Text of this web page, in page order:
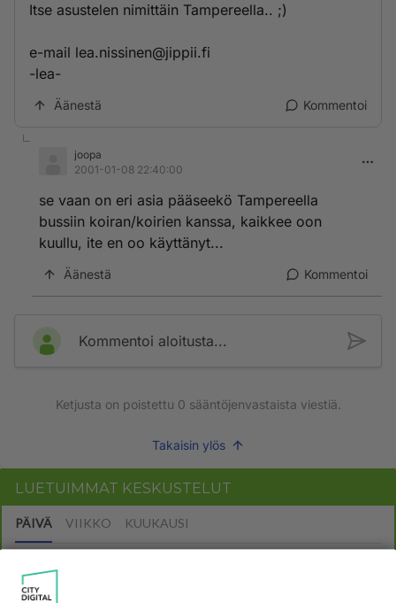
Itse asustelen nimittäin Tampereella.. ;)
e-mail lea.nissinen@jippii.fi
-lea-
Äänestä Kommentoi
joopa
2001-01-08 22:40:00
se vaan on eri asia pääseekö Tampereella
bussiin koiran/koirien kanssa, kaikkee oon
kuullu, ite en oo käyttänyt...
Äänestä Kommentoi
Kommentoi aloitusta...
Ketjusta on poistettu 0 sääntöjenvastaista viestiä.
Takaisin ylös
LUETUIMMAT KESKUSTELUT
PÄIVÄ VIIKKO KUUKAUSI
06.08.2026 09:02